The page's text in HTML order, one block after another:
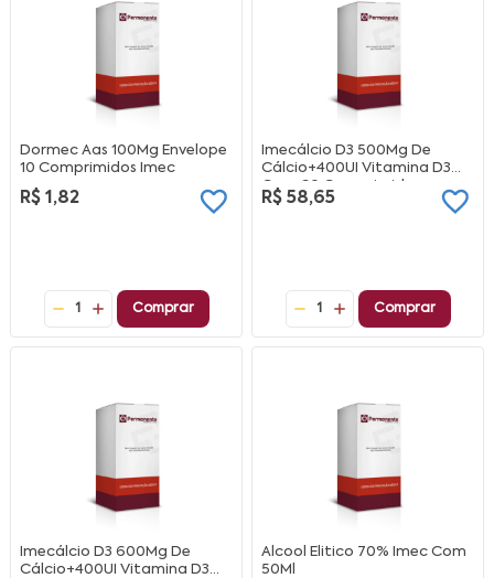
Dormec Aas 100Mg Envelope
10 Comprimidos Imec
R$ 1,82
1 Comprar
Imecálcio D3 500Mg De
Cálcio+400UI Vitamina D3
Com 60 Comprimidos
R$ 58,65
1 Comprar
Imecálcio D3 600Mg De
Cálcio+400UI Vitamina D3
Alcool Elitico 70% Imec Com
50Ml